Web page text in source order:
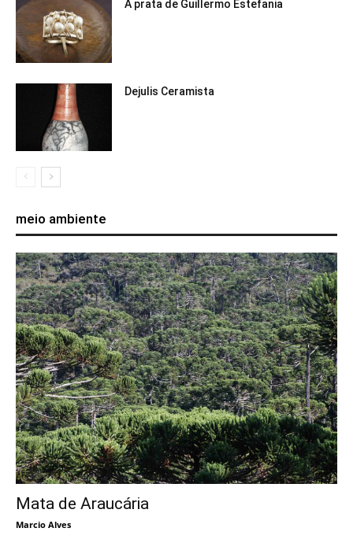
A prata de Guillermo Estefania
Dejulis Ceramista
meio ambiente
Mata de Araucária
Marcio Alves